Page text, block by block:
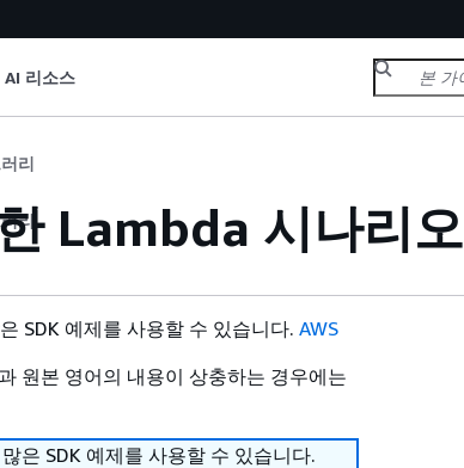
AI 리소스
리
리 Lambda 시나리오
SDK 예제를 사용할 수 있습니다. AWS
원본 영어의 내용이 상충하는 경우에는
은 SDK 예제를 사용할 수 있습니다.